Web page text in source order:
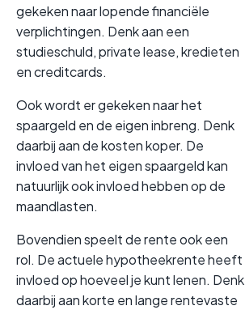
gekeken naar lopende financiële
verplichtingen. Denk aan een
studieschuld, private lease, kredieten
en creditcards.
Ook wordt er gekeken naar het
spaargeld en de eigen inbreng. Denk
daarbij aan de kosten koper. De
invloed van het eigen spaargeld kan
natuurlijk ook invloed hebben op de
maandlasten.
Bovendien speelt de rente ook een
rol. De actuele hypotheekrente heeft
invloed op hoeveel je kunt lenen. Denk
daarbij aan korte en lange rentevaste